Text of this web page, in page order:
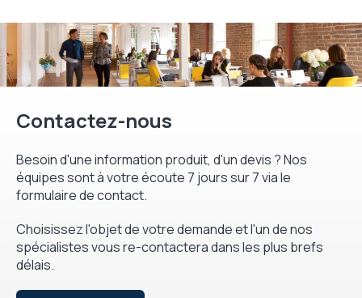
Contactez-nous
Besoin d'une information produit, d'un devis ? Nos
équipes sont à votre écoute 7 jours sur 7 via le
formulaire de contact.
Choisissez l'objet de votre demande et l'un de nos
spécialistes vous re-contactera dans les plus brefs
délais.